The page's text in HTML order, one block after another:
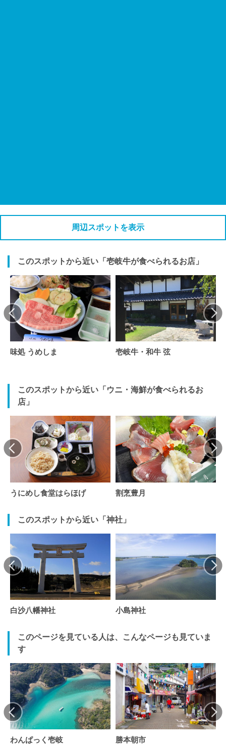
周辺スポットを表示
このスポットから近い「壱岐牛が食べられるお店」
味処 うめしま 壱岐牛・和牛 弦
このスポットから近い「ウニ・海鮮が食べられるお
店」
うにめし食堂はらほげ 割烹豊月
このスポットから近い「神社」
白沙八幡神社 小島神社
このページを見ている人は、こんなページも見ていま
す
わんぱっく壱岐 勝本朝市